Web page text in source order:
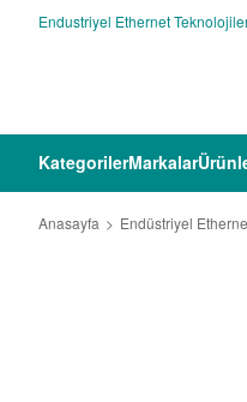
Endustriyel Ethernet
KategorilerMarkalar
Anasayfa Endüstriyel